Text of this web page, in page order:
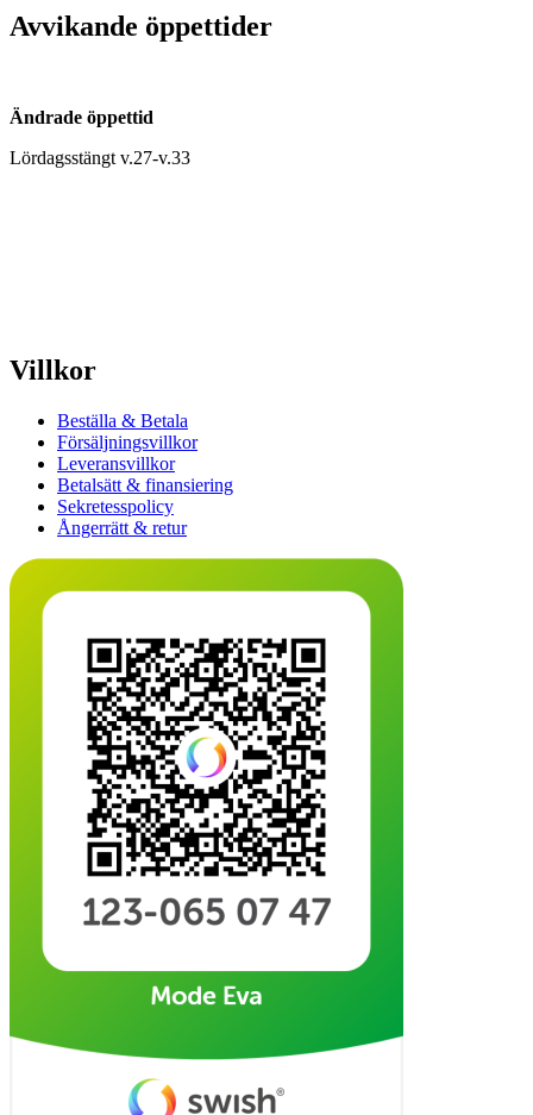
Avvikande öppettider
Ändrade öppettid
Lördagsstängt v.27-v.33
Villkor
Beställa & Betala
Försäljningsvillkor
Leveransvillkor
Betalsätt & finansiering
Sekretesspolicy
Ångerrätt & retur